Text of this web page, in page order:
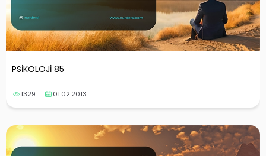
PSİKOLOJİ 85
1329 01.02.2013